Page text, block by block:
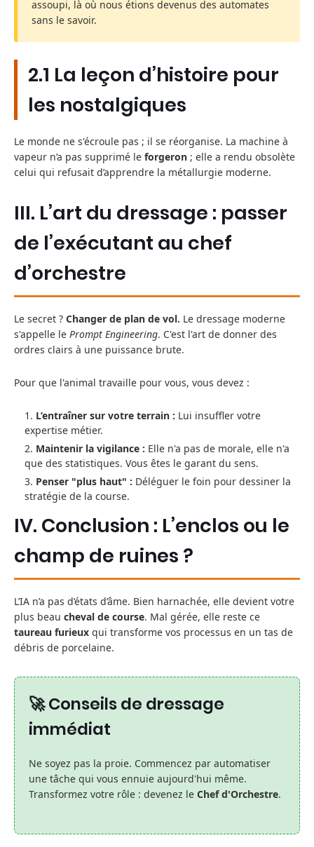
assoupi, là où nous étions devenus des automates
sans le savoir.
2.1 La leçon d’histoire pour
les nostalgiques
Le monde ne s'écroule pas ; il se réorganise. La machine à
vapeur n’a pas supprimé le forgeron ; elle a rendu obsolète
celui qui refusait d’apprendre la métallurgie moderne.
III. L’art du dressage : passer
de l’exécutant au chef
d’orchestre
Le secret ? Changer de plan de vol. Le dressage moderne
s'appelle le Prompt Engineering. C'est l'art de donner des
ordres clairs à une puissance brute.
Pour que l'animal travaille pour vous, vous devez :
L’entraîner sur votre terrain : Lui insuffler votre
expertise métier.
Maintenir la vigilance : Elle n'a pas de morale, elle n'a
que des statistiques. Vous êtes le garant du sens.
Penser "plus haut" : Déléguer le foin pour dessiner la
stratégie de la course.
IV. Conclusion : L’enclos ou le
champ de ruines ?
L’IA n’a pas d’états d’âme. Bien harnachée, elle devient votre
plus beau cheval de course. Mal gérée, elle reste ce
taureau furieux qui transforme vos processus en un tas de
débris de porcelaine.
🚀 Conseils de dressage
immédiat
Ne soyez pas la proie. Commencez par automatiser
une tâche qui vous ennuie aujourd'hui même.
Transformez votre rôle : devenez le Chef d'Orchestre.